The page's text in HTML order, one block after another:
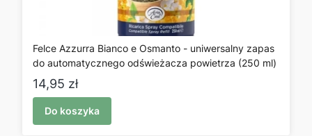
Felce Azzurra Bianco e Osmanto - uniwersalny zapas
do automatycznego odświeżacza powietrza (250 ml)
Cena
14,95 zł
Do koszyka